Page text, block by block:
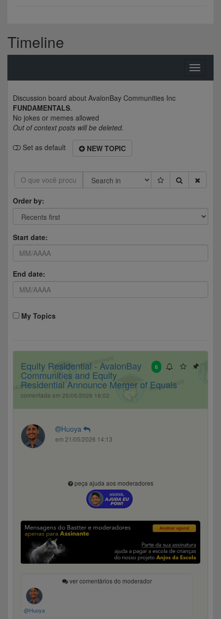
Timeline
Toggle
Discussion board about AvalonBay Communities Inc
FUNDAMENTALS.
No jokes or memes allowed
Out of context posts will be deleted.
Set as default
NEW TOPIC
Order by:
Start date:
End date:
My Topics
6
Equity Residential - AvalonBay
Communities and Equity
Residential Announce Merger of Equals
comentada em 25/05/2026 16:02
Huoya
em 21/05/2026 14:13
peça ajuda aos moderadores
ver comentários do moderador
@Huoya